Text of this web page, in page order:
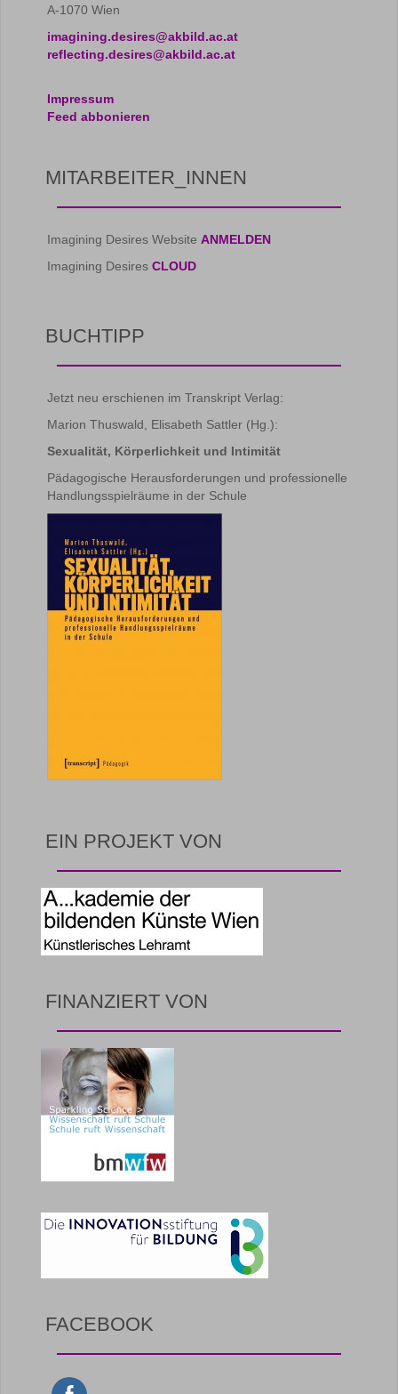
A-1070 Wien
imagining.desires@akbild.ac.at
reflecting.desires@akbild.ac.at
Impressum
Feed abbonieren
MITARBEITER_INNEN
Imagining Desires Website ANMELDEN
Imagining Desires CLOUD
BUCHTIPP
Jetzt neu erschienen im Transkript Verlag:
Marion Thuswald, Elisabeth Sattler (Hg.):
Sexualität, Körperlichkeit und Intimität
Pädagogische Herausforderungen und professionelle
Handlungsspielräume in der Schule
EIN PROJEKT VON
FINANZIERT VON
FACEBOOK